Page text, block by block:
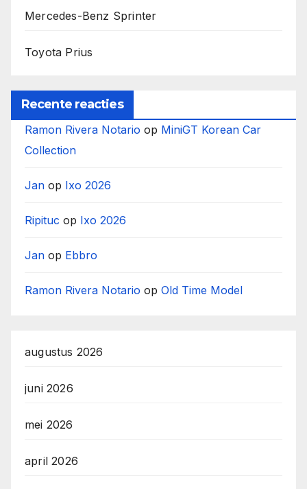
Mercedes-Benz Sprinter
Toyota Prius
Recente reacties
Ramon Rivera Notario op MiniGT Korean Car
Collection
Jan op Ixo 2026
Ripituc op Ixo 2026
Jan op Ebbro
Ramon Rivera Notario op Old Time Model
augustus 2026
juni 2026
mei 2026
april 2026